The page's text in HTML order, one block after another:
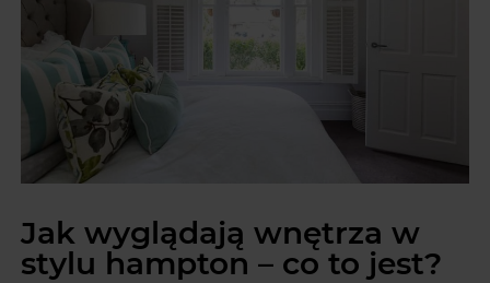
Jak wyglądają wnętrza w
stylu hampton – co to jest?